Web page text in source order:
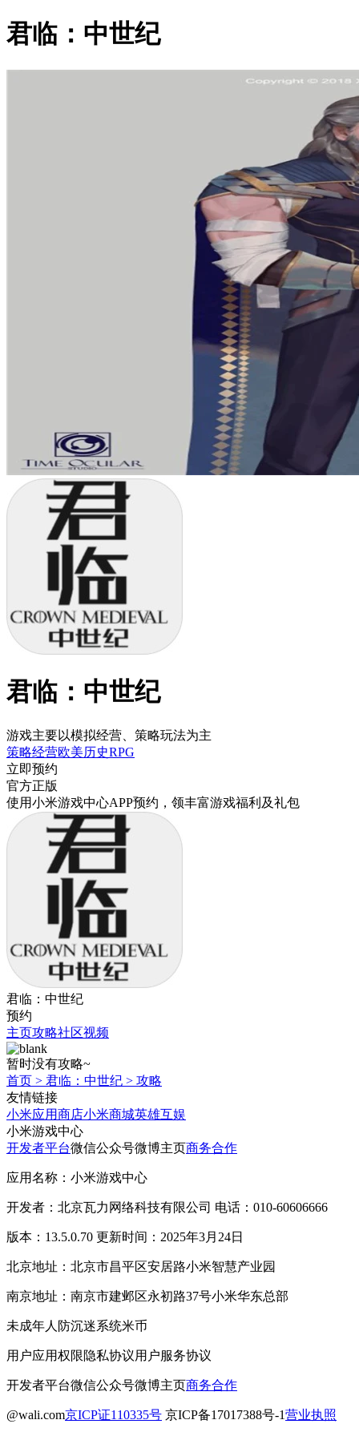
君临：中世纪
君临：中世纪
游戏主要以模拟经营、策略玩法为主
策略经营欧美历史RPG
立即预约
官方正版
使用小米游戏中心APP预约 ，领丰富游戏福利 及礼包
君临：中世纪
预约
主页攻略社区视频
暂时没有攻略~
首页 > 君临：中世纪 > 攻略
友情链接
小米应用商店小米商城英雄互娱
小米游戏中心
开发者平台微信公众号微博主页商务合作
应用名称：小米游戏中心
开发者：北京瓦力网络科技有限公司 电话：010-60606666
版本：13.5.0.70 更新时间：2025年3月24日
北京地址：北京市昌平区安居路小米智慧产业园
南京地址：南京市建邺区永初路37号小米华东总部
未成年人防沉迷系统米币
用户应用权限隐私协议用户服务协议
开发者平台微信公众号微博主页商务合作
@wali.com京ICP证110335号 京ICP备17017388号-1营业执照